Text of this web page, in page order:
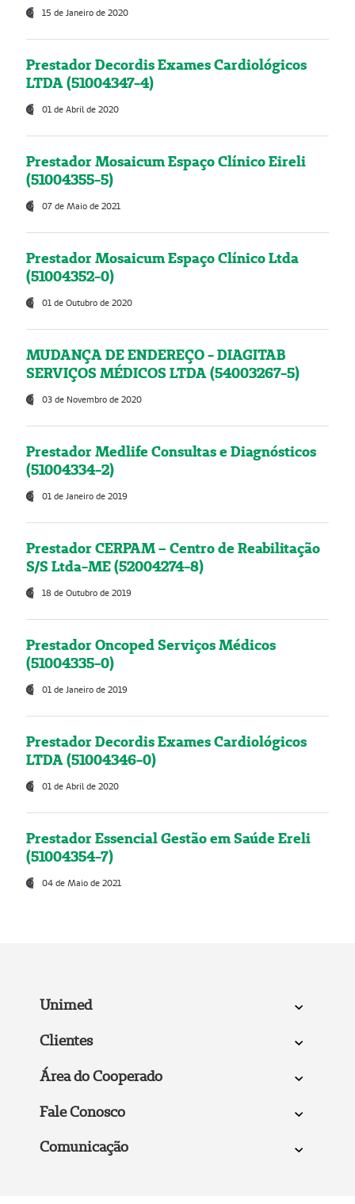
15 de Janeiro de 2020
Prestador Decordis Exames Cardiológicos
LTDA (51004347-4)
01 de Abril de 2020
Prestador Mosaicum Espaço Clínico Eireli
(51004355-5)
07 de Maio de 2021
Prestador Mosaicum Espaço Clínico Ltda
(51004352-0)
01 de Outubro de 2020
MUDANÇA DE ENDEREÇO - DIAGITAB
SERVIÇOS MÉDICOS LTDA (54003267-5)
03 de Novembro de 2020
Prestador Medlife Consultas e Diagnósticos
(51004334-2)
01 de Janeiro de 2019
Prestador CERPAM – Centro de Reabilitação
S/S Ltda-ME (52004274-8)
18 de Outubro de 2019
Prestador Oncoped Serviços Médicos
(51004335-0)
01 de Janeiro de 2019
Prestador Decordis Exames Cardiológicos
LTDA (51004346-0)
01 de Abril de 2020
Prestador Essencial Gestão em Saúde Ereli
(51004354-7)
04 de Maio de 2021
Unimed
Clientes
Área do Cooperado
Fale Conosco
Comunicação